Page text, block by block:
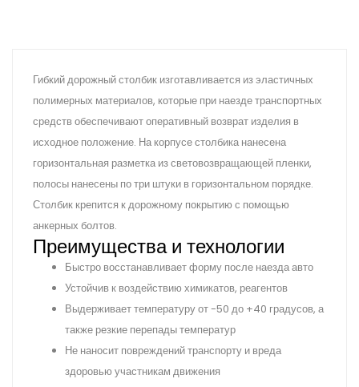
Гибкий дорожный столбик изготавливается из эластичных
полимерных материалов, которые при наезде транспортных
средств обеспечивают оперативный возврат изделия в
исходное положение. На корпусе столбика нанесена
горизонтальная разметка из световозвращающей пленки,
полосы нанесены по три штуки в горизонтальном порядке.
Столбик крепится к дорожному покрытию с помощью
анкерных болтов.
Преимущества и технологии
Быстро восстанавливает форму после наезда авто
Устойчив к воздействию химикатов, реагентов
Выдерживает температуру от -50 до +40 градусов, а
также резкие перепады температур
Не наносит повреждений транспорту и вреда
здоровью участникам движения